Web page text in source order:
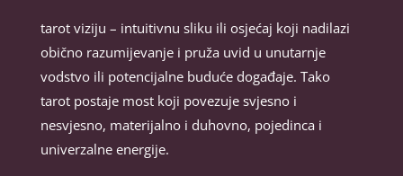
tarot viziju – intuitivnu sliku ili osjećaj koji nadilazi
obično razumijevanje i pruža uvid u unutarnje
vodstvo ili potencijalne buduće događaje. Tako
tarot postaje most koji povezuje svjesno i
nesvjesno, materijalno i duhovno, pojedinca i
univerzalne energije.